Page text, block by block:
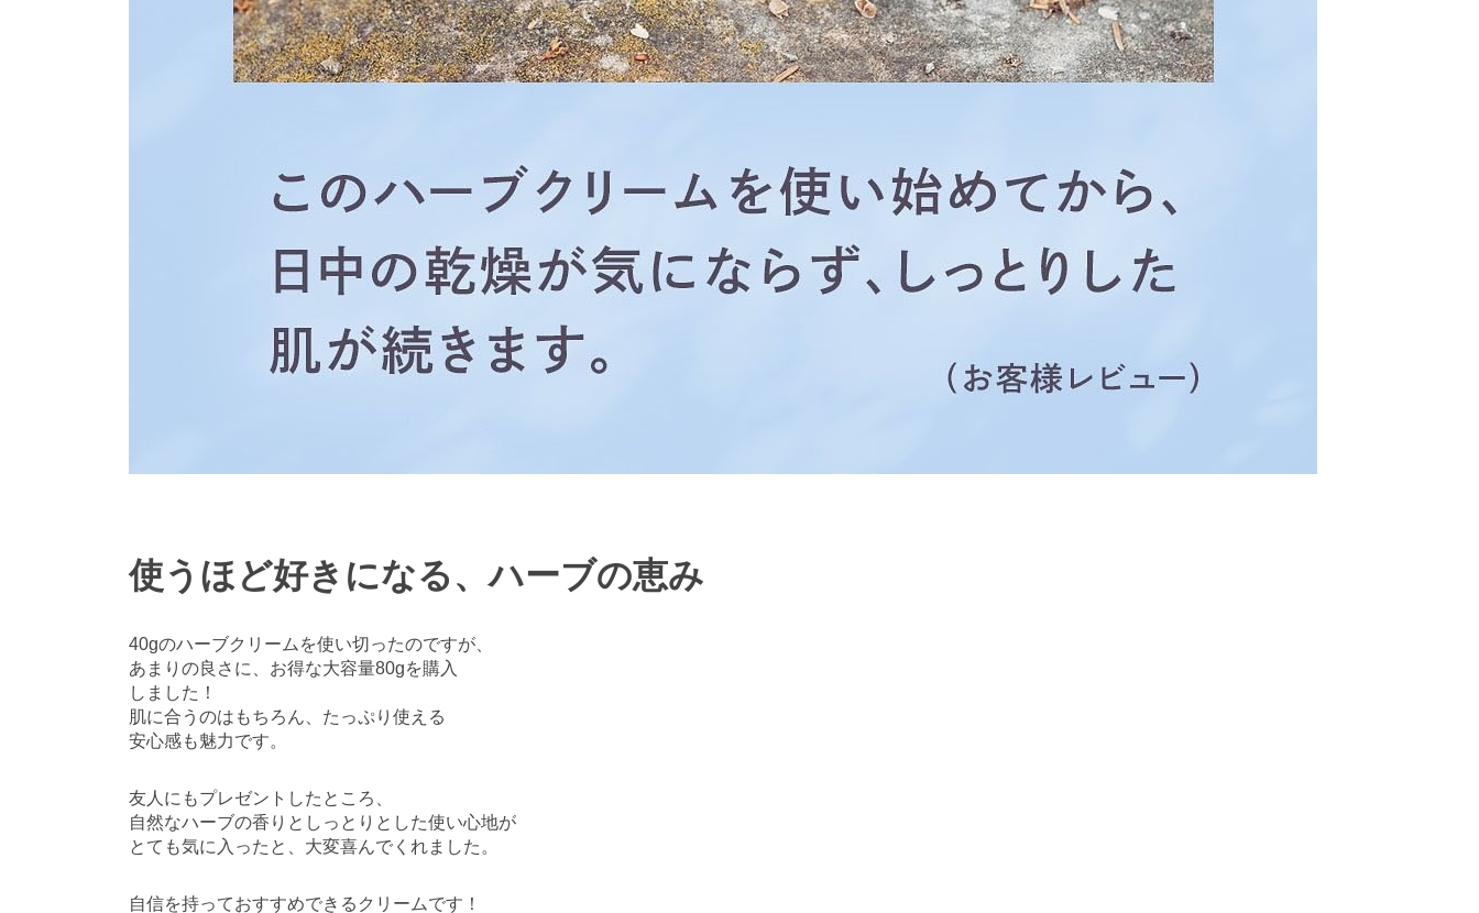
使うほど好きになる、ハーブの恵み
40gのハーブクリームを使い切ったのですが、
あまりの良さに、お得な大容量80gを購入
しました！
肌に合うのはもちろん、たっぷり使える
安心感も魅力です。
友人にもプレゼントしたところ、
自然なハーブの香りとしっとりとした使い心地が
とても気に入ったと、大変喜んでくれました。
自信を持っておすすめできるクリームです！